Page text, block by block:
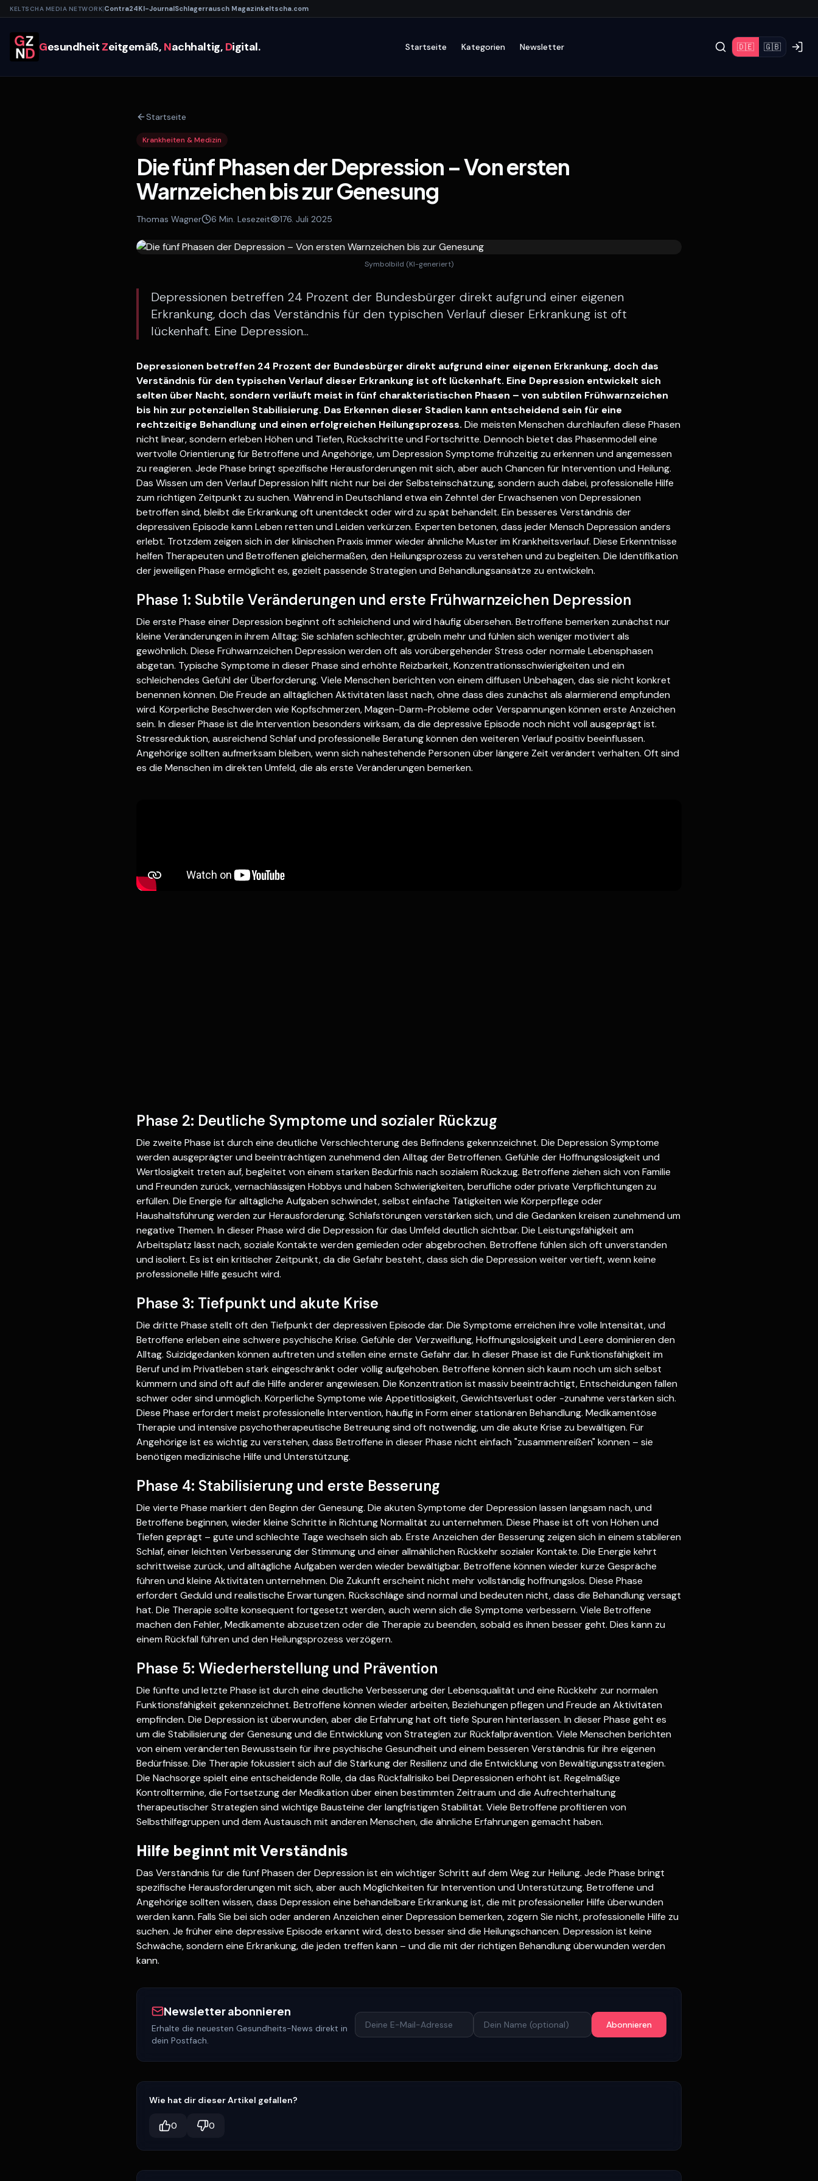
KELTSCHA MEDIA NETWORK|Contra24KI-JournalSchlagerrausch Magazinkeltscha.com
Gesundheit Zeitgemäß, Nachhaltig, Digital. Startseite Kategorien Newsletter 🇩🇪 🇬🇧
Startseite
Krankheiten & Medizin
Die fünf Phasen der Depression – Von ersten
Warnzeichen bis zur Genesung
Thomas Wagner 6 Min. Lesezeit 176. Juli 2025
Symbolbild (KI-generiert)
Depressionen betreffen 24 Prozent der Bundesbürger direkt aufgrund einer eigenen
Erkrankung, doch das Verständnis für den typischen Verlauf dieser Erkrankung ist oft
lückenhaft. Eine Depression...
Depressionen betreffen 24 Prozent der Bundesbürger direkt aufgrund einer eigenen Erkrankung, doch das
Verständnis für den typischen Verlauf dieser Erkrankung ist oft lückenhaft. Eine Depression entwickelt sich
selten über Nacht, sondern verläuft meist in fünf charakteristischen Phasen – von subtilen Frühwarnzeichen
bis hin zur potenziellen Stabilisierung. Das Erkennen dieser Stadien kann entscheidend sein für eine
rechtzeitige Behandlung und einen erfolgreichen Heilungsprozess. Die meisten Menschen durchlaufen diese Phasen
nicht linear, sondern erleben Höhen und Tiefen, Rückschritte und Fortschritte. Dennoch bietet das Phasenmodell eine
wertvolle Orientierung für Betroffene und Angehörige, um Depression Symptome frühzeitig zu erkennen und angemessen
zu reagieren. Jede Phase bringt spezifische Herausforderungen mit sich, aber auch Chancen für Intervention und Heilung.
Das Wissen um den Verlauf Depression hilft nicht nur bei der Selbsteinschätzung, sondern auch dabei, professionelle Hilfe
zum richtigen Zeitpunkt zu suchen. Während in Deutschland etwa ein Zehntel der Erwachsenen von Depressionen
betroffen sind, bleibt die Erkrankung oft unentdeckt oder wird zu spät behandelt. Ein besseres Verständnis der
depressiven Episode kann Leben retten und Leiden verkürzen. Experten betonen, dass jeder Mensch Depression anders
erlebt. Trotzdem zeigen sich in der klinischen Praxis immer wieder ähnliche Muster im Krankheitsverlauf. Diese Erkenntnisse
helfen Therapeuten und Betroffenen gleichermaßen, den Heilungsprozess zu verstehen und zu begleiten. Die Identifikation
der jeweiligen Phase ermöglicht es, gezielt passende Strategien und Behandlungsansätze zu entwickeln.
Phase 1: Subtile Veränderungen und erste Frühwarnzeichen Depression
Die erste Phase einer Depression beginnt oft schleichend und wird häufig übersehen. Betroffene bemerken zunächst nur
kleine Veränderungen in ihrem Alltag: Sie schlafen schlechter, grübeln mehr und fühlen sich weniger motiviert als
gewöhnlich. Diese Frühwarnzeichen Depression werden oft als vorübergehender Stress oder normale Lebensphasen
abgetan. Typische Symptome in dieser Phase sind erhöhte Reizbarkeit, Konzentrationsschwierigkeiten und ein
schleichendes Gefühl der Überforderung. Viele Menschen berichten von einem diffusen Unbehagen, das sie nicht konkret
benennen können. Die Freude an alltäglichen Aktivitäten lässt nach, ohne dass dies zunächst als alarmierend empfunden
wird. Körperliche Beschwerden wie Kopfschmerzen, Magen-Darm-Probleme oder Verspannungen können erste Anzeichen
sein. In dieser Phase ist die Intervention besonders wirksam, da die depressive Episode noch nicht voll ausgeprägt ist.
Stressreduktion, ausreichend Schlaf und professionelle Beratung können den weiteren Verlauf positiv beeinflussen.
Angehörige sollten aufmerksam bleiben, wenn sich nahestehende Personen über längere Zeit verändert verhalten. Oft sind
es die Menschen im direkten Umfeld, die als erste Veränderungen bemerken.
Phase 2: Deutliche Symptome und sozialer Rückzug
Die zweite Phase ist durch eine deutliche Verschlechterung des Befindens gekennzeichnet. Die Depression Symptome
werden ausgeprägter und beeinträchtigen zunehmend den Alltag der Betroffenen. Gefühle der Hoffnungslosigkeit und
Wertlosigkeit treten auf, begleitet von einem starken Bedürfnis nach sozialem Rückzug. Betroffene ziehen sich von Familie
und Freunden zurück, vernachlässigen Hobbys und haben Schwierigkeiten, berufliche oder private Verpflichtungen zu
erfüllen. Die Energie für alltägliche Aufgaben schwindet, selbst einfache Tätigkeiten wie Körperpflege oder
Haushaltsführung werden zur Herausforderung. Schlafstörungen verstärken sich, und die Gedanken kreisen zunehmend um
negative Themen. In dieser Phase wird die Depression für das Umfeld deutlich sichtbar. Die Leistungsfähigkeit am
Arbeitsplatz lässt nach, soziale Kontakte werden gemieden oder abgebrochen. Betroffene fühlen sich oft unverstanden
und isoliert. Es ist ein kritischer Zeitpunkt, da die Gefahr besteht, dass sich die Depression weiter vertieft, wenn keine
professionelle Hilfe gesucht wird.
Phase 3: Tiefpunkt und akute Krise
Die dritte Phase stellt oft den Tiefpunkt der depressiven Episode dar. Die Symptome erreichen ihre volle Intensität, und
Betroffene erleben eine schwere psychische Krise. Gefühle der Verzweiflung, Hoffnungslosigkeit und Leere dominieren den
Alltag. Suizidgedanken können auftreten und stellen eine ernste Gefahr dar. In dieser Phase ist die Funktionsfähigkeit im
Beruf und im Privatleben stark eingeschränkt oder völlig aufgehoben. Betroffene können sich kaum noch um sich selbst
kümmern und sind oft auf die Hilfe anderer angewiesen. Die Konzentration ist massiv beeinträchtigt, Entscheidungen fallen
schwer oder sind unmöglich. Körperliche Symptome wie Appetitlosigkeit, Gewichtsverlust oder -zunahme verstärken sich.
Diese Phase erfordert meist professionelle Intervention, häufig in Form einer stationären Behandlung. Medikamentöse
Therapie und intensive psychotherapeutische Betreuung sind oft notwendig, um die akute Krise zu bewältigen. Für
Angehörige ist es wichtig zu verstehen, dass Betroffene in dieser Phase nicht einfach "zusammenreißen" können – sie
benötigen medizinische Hilfe und Unterstützung.
Phase 4: Stabilisierung und erste Besserung
Die vierte Phase markiert den Beginn der Genesung. Die akuten Symptome der Depression lassen langsam nach, und
Betroffene beginnen, wieder kleine Schritte in Richtung Normalität zu unternehmen. Diese Phase ist oft von Höhen und
Tiefen geprägt – gute und schlechte Tage wechseln sich ab. Erste Anzeichen der Besserung zeigen sich in einem stabileren
Schlaf, einer leichten Verbesserung der Stimmung und einer allmählichen Rückkehr sozialer Kontakte. Die Energie kehrt
schrittweise zurück, und alltägliche Aufgaben werden wieder bewältigbar. Betroffene können wieder kurze Gespräche
führen und kleine Aktivitäten unternehmen. Die Zukunft erscheint nicht mehr vollständig hoffnungslos. Diese Phase
erfordert Geduld und realistische Erwartungen. Rückschläge sind normal und bedeuten nicht, dass die Behandlung versagt
hat. Die Therapie sollte konsequent fortgesetzt werden, auch wenn sich die Symptome verbessern. Viele Betroffene
machen den Fehler, Medikamente abzusetzen oder die Therapie zu beenden, sobald es ihnen besser geht. Dies kann zu
einem Rückfall führen und den Heilungsprozess verzögern.
Phase 5: Wiederherstellung und Prävention
Die fünfte und letzte Phase ist durch eine deutliche Verbesserung der Lebensqualität und eine Rückkehr zur normalen
Funktionsfähigkeit gekennzeichnet. Betroffene können wieder arbeiten, Beziehungen pflegen und Freude an Aktivitäten
empfinden. Die Depression ist überwunden, aber die Erfahrung hat oft tiefe Spuren hinterlassen. In dieser Phase geht es
um die Stabilisierung der Genesung und die Entwicklung von Strategien zur Rückfallprävention. Viele Menschen berichten
von einem veränderten Bewusstsein für ihre psychische Gesundheit und einem besseren Verständnis für ihre eigenen
Bedürfnisse. Die Therapie fokussiert sich auf die Stärkung der Resilienz und die Entwicklung von Bewältigungsstrategien.
Die Nachsorge spielt eine entscheidende Rolle, da das Rückfallrisiko bei Depressionen erhöht ist. Regelmäßige
Kontrolltermine, die Fortsetzung der Medikation über einen bestimmten Zeitraum und die Aufrechterhaltung
therapeutischer Strategien sind wichtige Bausteine der langfristigen Stabilität. Viele Betroffene profitieren von
Selbsthilfegruppen und dem Austausch mit anderen Menschen, die ähnliche Erfahrungen gemacht haben.
Hilfe beginnt mit Verständnis
Das Verständnis für die fünf Phasen der Depression ist ein wichtiger Schritt auf dem Weg zur Heilung. Jede Phase bringt
spezifische Herausforderungen mit sich, aber auch Möglichkeiten für Intervention und Unterstützung. Betroffene und
Angehörige sollten wissen, dass Depression eine behandelbare Erkrankung ist, die mit professioneller Hilfe überwunden
werden kann. Falls Sie bei sich oder anderen Anzeichen einer Depression bemerken, zögern Sie nicht, professionelle Hilfe zu
suchen. Je früher eine depressive Episode erkannt wird, desto besser sind die Heilungschancen. Depression ist keine
Schwäche, sondern eine Erkrankung, die jeden treffen kann – und die mit der richtigen Behandlung überwunden werden
kann.
Newsletter abonnieren
Erhalte die neuesten Gesundheits-News direkt in
dein Postfach.
Abonnieren
Wie hat dir dieser Artikel gefallen?
0 0